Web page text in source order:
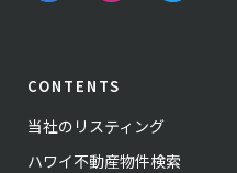
CONTENTS
当社のリスティング
ハワイ不動産物件検索